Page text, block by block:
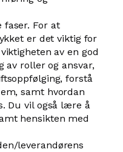
faser. For at
er det viktig for
av en god
av roller og ansvar,
forstå
samt hvordan
Du vil også lære å
hensikten med
leverandørens